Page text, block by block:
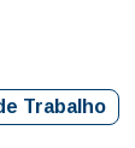
Trabalho